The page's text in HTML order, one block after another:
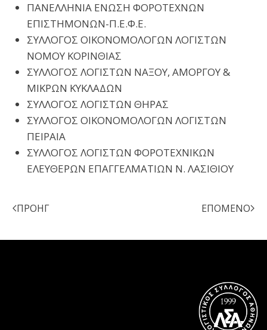
ΠΑΝΕΛΛΗΝΙΑ ΕΝΩΣΗ ΦΟΡΟΤΕΧΝΩΝ
ΕΠΙΣΤΗΜΟΝΩΝ-Π.Ε.Φ.Ε.
ΣΥΛΛΟΓΟΣ ΟΙΚΟΝΟΜΟΛΟΓΩΝ ΛΟΓΙΣΤΩΝ
ΝΟΜΟΥ ΚΟΡΙΝΘΙΑΣ
ΣΥΛΛΟΓΟΣ ΛΟΓΙΣΤΩΝ ΝΑΞΟΥ, ΑΜΟΡΓΟΥ &
ΜΙΚΡΩΝ ΚΥΚΛΑΔΩΝ
ΣΥΛΛΟΓΟΣ ΛΟΓΙΣΤΩΝ ΘΗΡΑΣ
ΣΥΛΛΟΓΟΣ ΟΙΚΟΝΟΜΟΛΟΓΩΝ ΛΟΓΙΣΤΩΝ
ΠΕΙΡΑΙΑ
ΣΥΛΛΟΓΟΣ ΛΟΓΙΣΤΩΝ ΦΟΡΟΤΕΧΝΙΚΩΝ
ΕΛΕΥΘΕΡΩΝ ΕΠΑΓΓΕΛΜΑΤΙΩΝ Ν. ΛΑΣΙΘΙΟΥ
ΠΡΟΗΓ ΕΠΌΜΕΝΟ